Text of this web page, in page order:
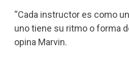
“Cada instructor es como
uno tiene su ritmo o forma
opina Marvin.